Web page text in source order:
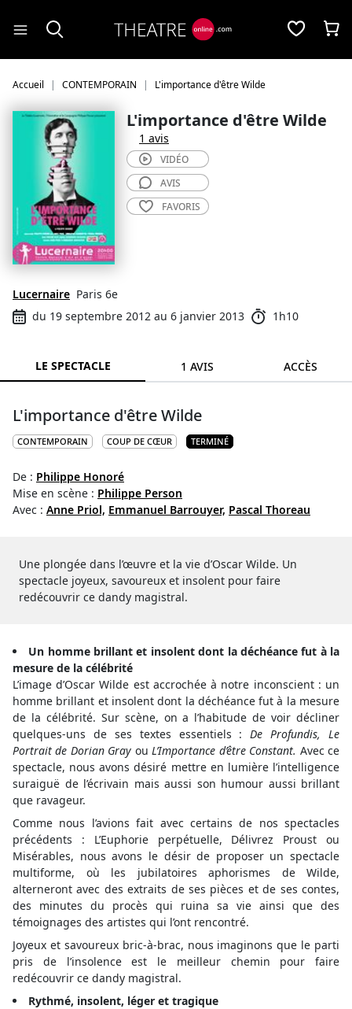
Accueil CONTEMPORAIN L'importance d'être Wilde
L'importance d'être Wilde
1 avis
Lucernaire Paris 6e
du 19 septembre 2012 au 6 janvier 2013
1h10
VIDÉO
AVIS
FAVORIS
LE SPECTACLE 1 AVIS ACCÈS
L'importance d'être Wilde
CONTEMPORAIN COUP DE CŒUR TERMINÉ
De : Philippe Honoré
Mise en scène : Philippe Person
Avec : Anne Priol, Emmanuel Barrouyer, Pascal Thoreau
Une plongée dans l’œuvre et la vie d’Oscar Wilde. Un
spectacle joyeux, savoureux et insolent pour faire
redécouvrir ce dandy magistral.
Un homme brillant et insolent dont la déchéance fut à la
mesure de la célébrité
L’image d’Oscar Wilde est accrochée à notre inconscient : un
homme brillant et insolent dont la déchéance fut à la mesure
de la célébrité. Sur scène, on a l’habitude de voir décliner
quelques-uns de ses textes essentiels :De Profundis, Le
Portrait de Dorian Gray ouL’Importance d’être Constant. Avec ce
spectacle, nous avons désiré mettre en lumière l’intelligence
suraiguë de l’écrivain mais aussi son humour aussi brillant
que ravageur.
Comme nous l’avions fait avec certains de nos spectacles
précédents : L’Euphorie perpétuelle, Délivrez Proust ou
Misérables, nous avons le désir de proposer un spectacle
multiforme, où les jubilatoires aphorismes de Wilde,
alterneront avec des extraits de ses pièces et de ses contes,
des minutes du procès qui ruina sa vie ainsi que des
témoignages des artistes qui l’ont rencontré.
Joyeux et savoureux bric-à-brac, nous imaginons que le parti
pris de l’insolence est le meilleur chemin pour faire
redécouvrir ce dandy magistral.
Rythmé, insolent, léger et tragique